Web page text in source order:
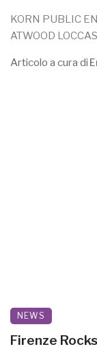
KORN PUBLIC
ATWOOD
Articolo a cura di
NEWS
Firenze